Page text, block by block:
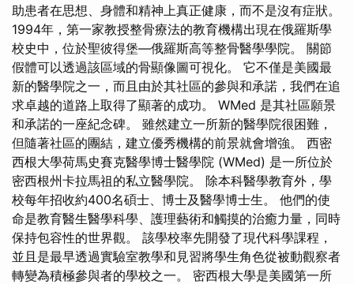
助患者在思想、身體和精神上真正健康，而不是沒有症狀。
1994年，第一家教授整骨療法的教育機構出現在俄羅斯學
校史中，位於聖彼得堡—俄羅斯高等整骨醫學學院。 關節
假體可以透過該區域的骨顯像圖可視化。 它不僅是美國最
新的醫學院之一，而且由於其社區的參與和承諾，我們在追
求卓越的道路上取得了顯著的成功。 WMed 是其社區願景
和承諾的一座紀念碑。 雖然建立一所新的醫學院很困難，
但隨著社區的團結，建立優秀機構的前景就會增強。 西密
西根大學荷馬史賽克醫學博士醫學院 (WMed) 是一所位於
密西根州卡拉馬祖的私立醫學院。 除本科醫學教育外，學
校每年招收約400名碩士、博士及醫學博士生。 他們的使
命是教育醫生醫學科學、護理藝術和觸摸的治癒力量，同時
保持包容性的世界觀。 該學校率先開發了現代科學課程，
並且是最早透過實驗室教學和見習將學生角色從被動觀察者
轉變為積極參與者的學校之一。 密西根大學是美國第一所